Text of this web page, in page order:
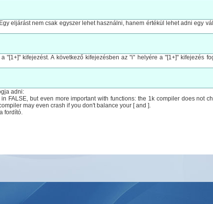
eljárást nem csak egyszer lehet használni, hanem értékül lehet adni egy
"[1+]" kifejezést. A következő kifejezésben az "i" helyére a "[1+]" kifejezés
adni:
FALSE, but even more important with functions: the 1k compiler does not
may even crash if you don't balance your [ and ].
fordító.